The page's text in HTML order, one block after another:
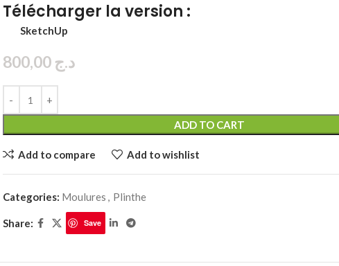
CIMAISES
Télécharger la version :
SketchUp
د.ج 800,00
ADD TO CART
Add to compare Add to wishlist
Categories: Moulures , Plinthe
Share: Save